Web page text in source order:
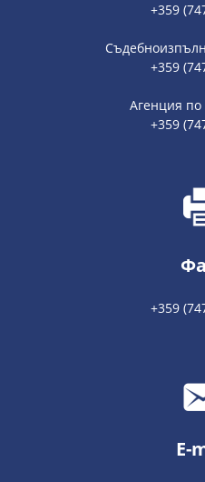
+359
+359
Агенция
+359
+359
E-